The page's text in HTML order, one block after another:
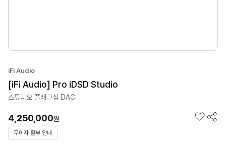
iFi Audio
[iFi Audio] Pro iDSD Studio
스튜디오 플래그십 DAC
4,250,000원
무이자 할부 안내